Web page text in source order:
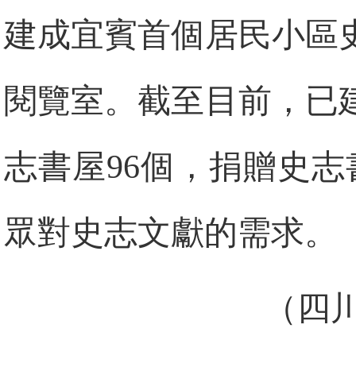
建成宜賓首個居民小
閱覽室。截至目前，已
志書屋96個，捐贈史
眾對史志文獻的需求。
（四